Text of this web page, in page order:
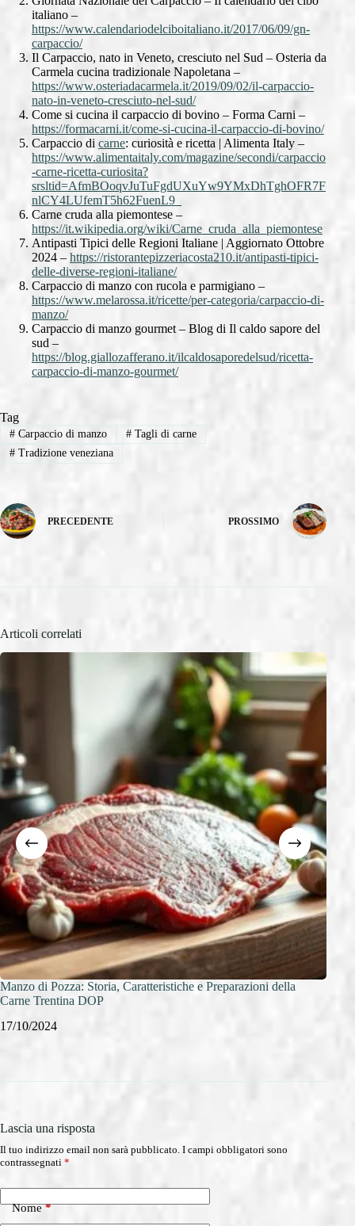
italiano –
https://www.calendariodelciboitaliano.it/2017/06/09/gn-
carpaccio/
Il Carpaccio, nato in Veneto, cresciuto nel Sud – Osteria da
Carmela cucina tradizionale Napoletana –
https://www.osteriadacarmela.it/2019/09/02/il-carpaccio-
nato-in-veneto-cresciuto-nel-sud/
Come si cucina il carpaccio di bovino – Forma Carni –
https://formacarni.it/come-si-cucina-il-carpaccio-di-bovino/
Carpaccio di carne: curiosità e ricetta | Alimenta Italy –
https://www.alimentaitaly.com/magazine/secondi/carpaccio
-carne-ricetta-curiosita?
srsltid=AfmBOoqvJuTuFgdUXuYw9YMxDhTghOFR7F
nlCY4LUfemT5h62FuenL9_
Carne cruda alla piemontese –
https://it.wikipedia.org/wiki/Carne_cruda_alla_piemontese
Antipasti Tipici delle Regioni Italiane | Aggiornato Ottobre
2024 – https://ristorantepizzeriacosta210.it/antipasti-tipici-
delle-diverse-regioni-italiane/
Carpaccio di manzo con rucola e parmigiano –
https://www.melarossa.it/ricette/per-categoria/carpaccio-di-
manzo/
Carpaccio di manzo gourmet – Blog di Il caldo sapore del
sud –
https://blog.giallozafferano.it/ilcaldosaporedelsud/ricetta-
carpaccio-di-manzo-gourmet/
Tag
#Carpaccio di manzo #Tagli di carne
#Tradizione veneziana
PRECEDENTE PROSSIMO
Articoli correlati
Manzo di Pozza: Storia, Caratteristiche e Preparazioni della
Carne Trentina DOP
17/10/2024
Lascia una risposta
Il tuo indirizzo email non sarà pubblicato. I campi obbligatori sono
contrassegnati *
Nome*